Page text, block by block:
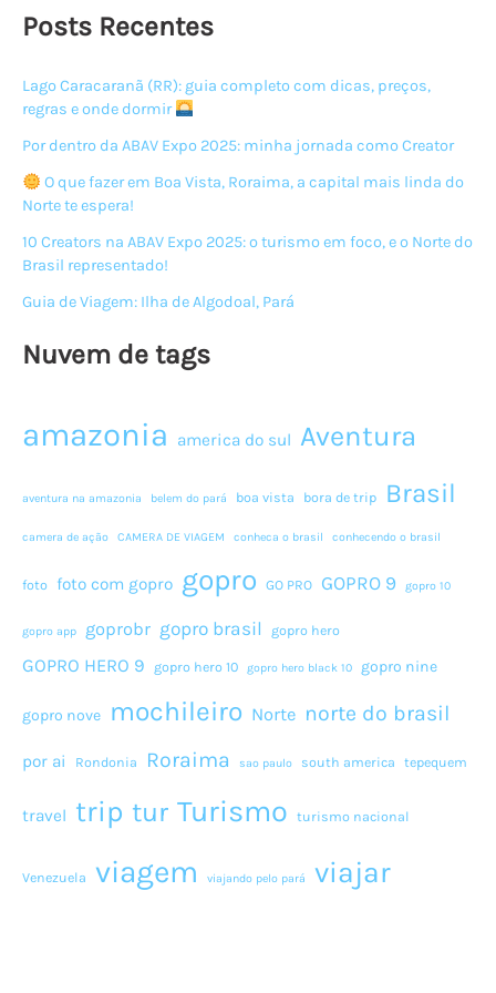
de
Cotijuba
Posts Recentes
Lago Caracaranã (RR): guia completo com dicas, preços,
regras e onde dormir
Por dentro da ABAV Expo 2025: minha jornada como Creator
O que fazer em Boa Vista, Roraima, a capital mais linda do
Norte te espera!
10 Creators na ABAV Expo 2025: o turismo em foco, e o Norte do
Brasil representado!
Guia de Viagem: Ilha de Algodoal, Pará
Nuvem de tags
amazonia america do sul Aventura
aventura na amazonia belem do pará boa vista bora de trip Brasil
camera de ação CAMERA DE VIAGEM conheca o brasil conhecendo o brasil
foto foto com gopro gopro GO PRO GOPRO 9 gopro 10
gopro app goprobr gopro brasil gopro hero
GOPRO HERO 9 gopro hero 10 gopro hero black 10 gopro nine
gopro nove mochileiro Norte norte do brasil
por ai Rondonia Roraima sao paulo south america tepequem
travel trip tur Turismo turismo nacional
Venezuela viagem viajando pelo pará viajar